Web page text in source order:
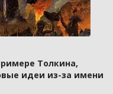
Толкина,
идеи из-за имени